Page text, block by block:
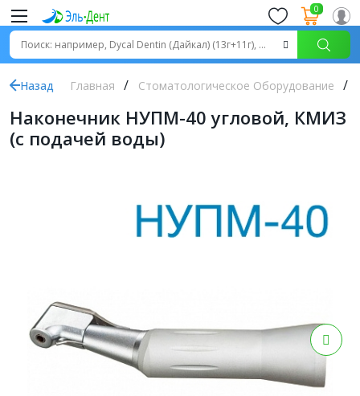
0
Назад Главная Стоматологическое Оборудование
Наконечник НУПМ-40 угловой, КМИЗ
(с подачей воды)